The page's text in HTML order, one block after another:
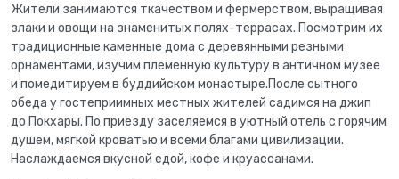
Жители занимаются ткачеством и фермерством, выращивая
злаки и овощи на знаменитых полях-террасах. Посмотрим их
традиционные каменные дома с деревянными резными
орнаментами, изучим племенную культуру в античном музее
и помедитируем в буддийском монастыре.После сытного
обеда у гостеприимных местных жителей садимся на джип
до Покхары. По приезду заселяемся в уютный отель с горячим
душем, мягкой кроватью и всеми благами цивилизации.
Наслаждаемся вкусной едой, кофе и круассанами.